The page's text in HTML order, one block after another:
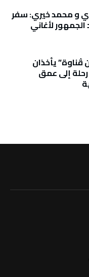
و محمد خيري: سفر
لأغاني
ڤناوة” يأخذان
إلى عمق